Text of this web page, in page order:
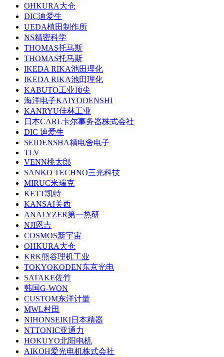
OHKURA大仓
DIC迪爱生
UEDA植田制作所
NS精密科学
THOMAS托马斯
THOMAS托马斯
IKEDA RIKA池田理化
IKEDA RIKA池田理化
KABUTO工业顶尖
海洋电子KAIYODENSHI
KANRYU佳林工业
日本CARL卡尔事务器株式会社
DIC 迪爱生
SEIDENSHA精电舍电子
TLV
VENN桃太郎
SANKO TECHNO三光科技
MIRUC米瑞克
KETT凯特
KANSAI关西
ANALYZER第一热研
NJI恩吉
COSMOS新宇宙
OHKURA大仓
KRK熊谷理机工业
TOKYOKODEN东京光电
SATAKE佐竹
韩国G-WON
CUSTOM东洋计量
MWL村田
NIHONSEIKI日本精器
NTTONIC亚通力
HOKUYO北阳电机
AIKOH爱光电机株式会社